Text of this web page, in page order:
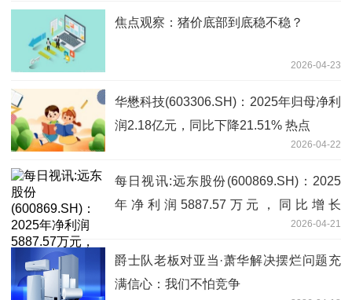
焦点观察：猪价底部到底稳不稳？
2026-04-23
华懋科技(603306.SH)：2025年归母净利
润2.18亿元，同比下降21.51% 热点
2026-04-22
每日视讯:远东股份(600869.SH)：2025
年净利润5887.57万元，同比增长
2026-04-21
爵士队老板对亚当·萧华解决摆烂问题充
满信心：我们不怕竞争